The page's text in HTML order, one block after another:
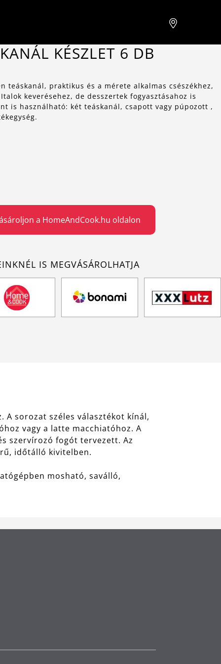
KÉSZLET 6 DB
teáskanál, praktikus és a mérete alkalmas csészékhez,
keverésehez, de desszertek fogyasztásahoz is
is használható: két teáskanál, csapott vagy púpozott ,
a HomeAndCook.hu oldalon
IS MEGVÁSÁROLHATJA
A sorozat széles választékot kínál,
vagy a latte macchiatóhoz. A
szervírozó fogót tervezett. Az
időtálló kivitelben.
mosható, saválló,